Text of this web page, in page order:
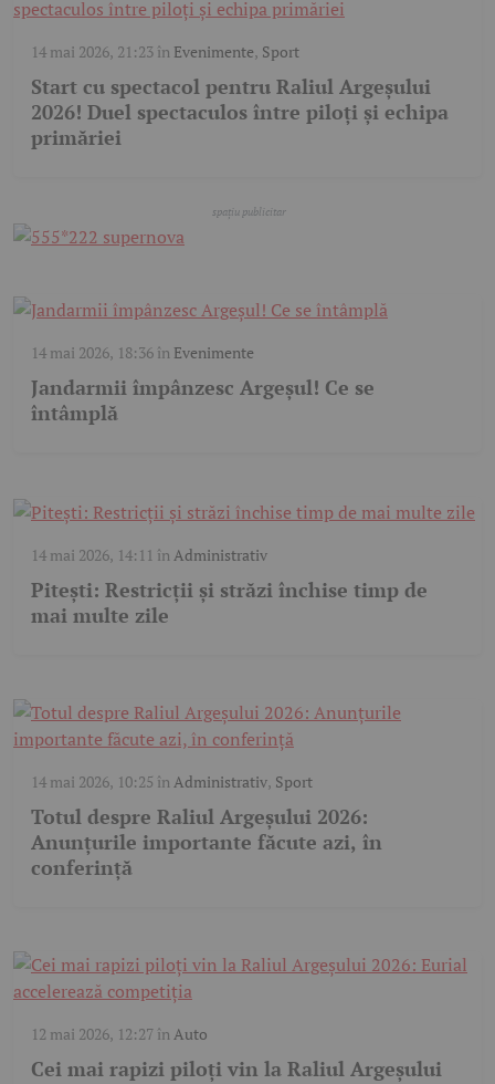
14 mai 2026, 21:23 în Evenimente, Sport
Start cu spectacol pentru Raliul Argeșului
2026! Duel spectaculos între piloți și echipa
primăriei
14 mai 2026, 18:36 în Evenimente
Jandarmii împânzesc Argeșul! Ce se
întâmplă
14 mai 2026, 14:11 înAdministrativ
Pitești: Restricții și străzi închise timp de
mai multe zile
14 mai 2026, 10:25 înAdministrativ, Sport
Totul despre Raliul Argeșului 2026:
Anunțurile importante făcute azi, în
conferință
12 mai 2026, 12:27 înAuto
Cei mai rapizi piloți vin la Raliul Argeșului